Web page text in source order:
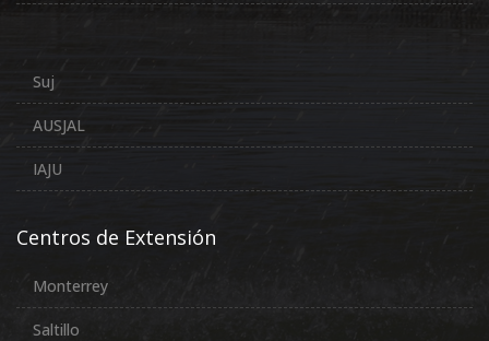
Suj
AUSJAL
IAJU
Centros de Extensión
Monterrey
Saltillo